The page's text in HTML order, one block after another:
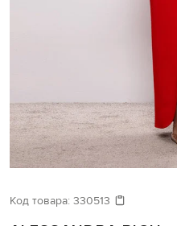
Давайте подберем что-то еще
Код товара: 330513